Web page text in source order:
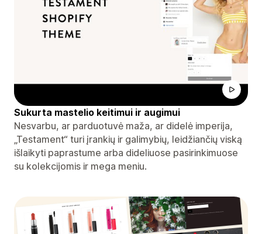
Sukurta mastelio keitimui ir augimui
Nesvarbu, ar parduotuvė maža, ar didelė imperija,
„Testament“ turi įrankių ir galimybių, leidžiančių viską
išlaikyti paprastume arba dideliuose pasirinkimuose
su kolekcijomis ir mega meniu.